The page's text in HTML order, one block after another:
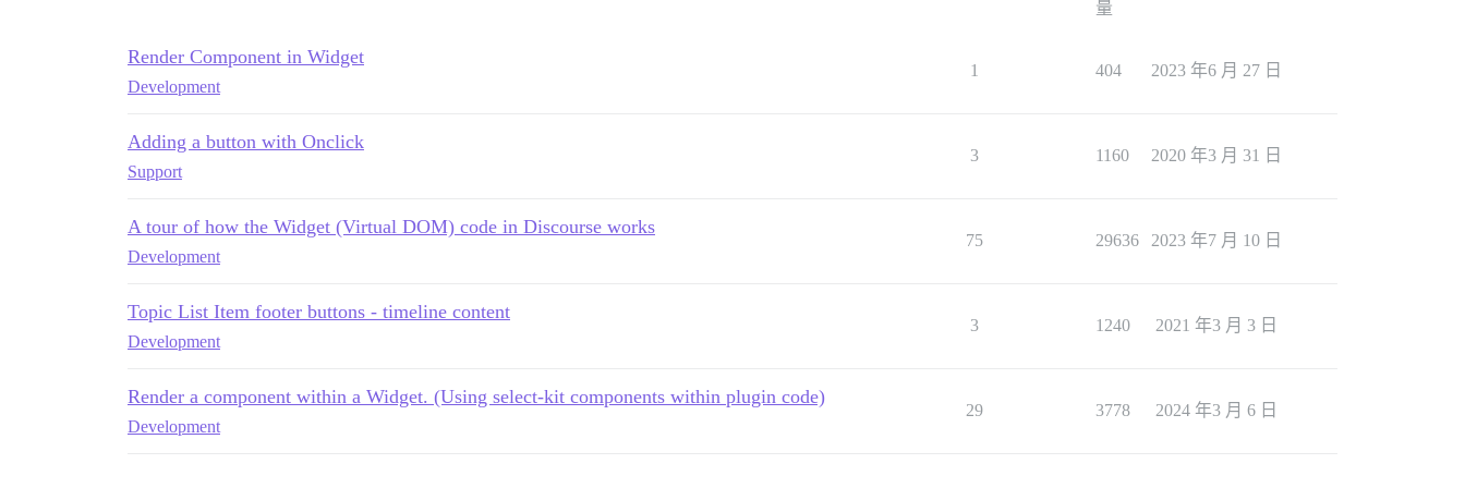
量
Render Component in Widget
Development
1 404 2023 年6 月 27 日
Adding a button with Onclick
Support
3 1160 2020 年3 月 31 日
A tour of how the Widget (Virtual DOM) code in Discourse works
Development
75 29636 2023 年7 月 10 日
Topic List Item footer buttons - timeline content
Development
3 1240 2021 年3 月 3 日
Render a component within a Widget. (Using select-kit components within plugin code)
Development
29 3778 2024 年3 月 6 日